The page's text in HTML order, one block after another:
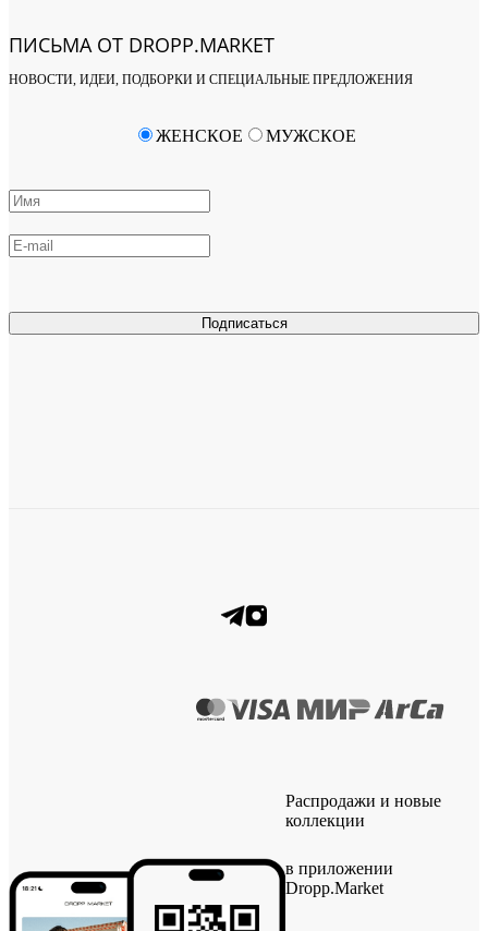
ПИСЬМА ОТ DROPP.MARKET
НОВОСТИ, ИДЕИ, ПОДБОРКИ И СПЕЦИАЛЬНЫЕ ПРЕДЛОЖЕНИЯ
Подписаться
ЖЕНСКОЕ МУЖСКОЕ
Распродажи и новые
коллекции
в приложении
Dropp.Market